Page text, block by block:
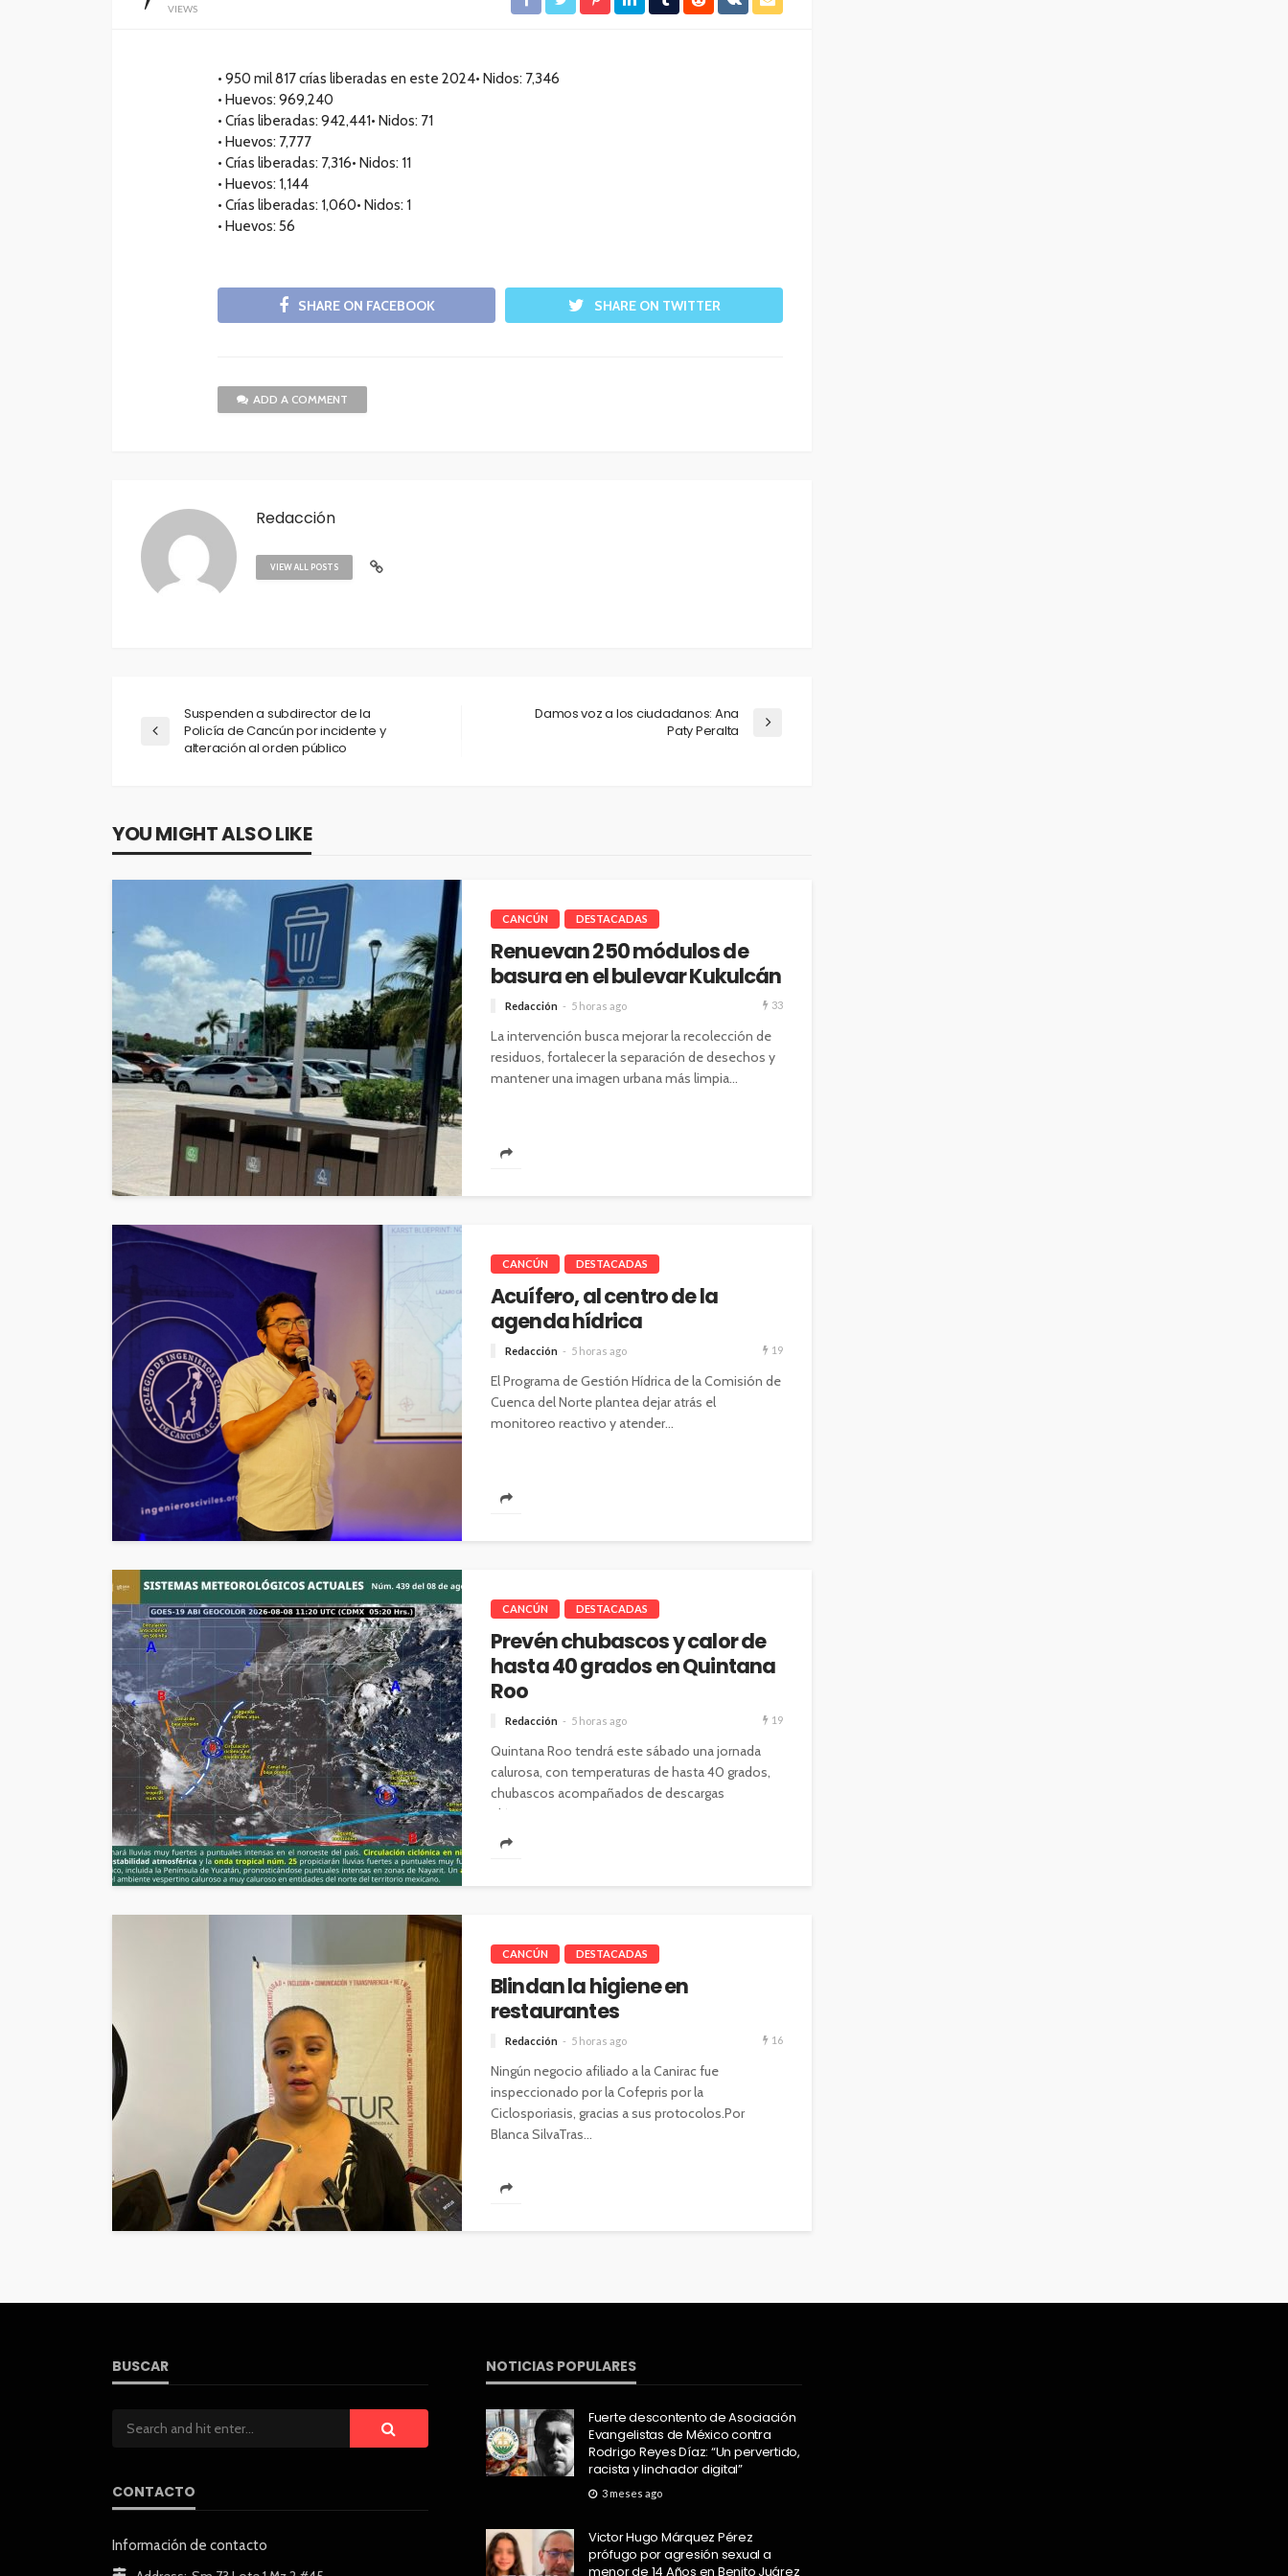
VIEWS
• 950 mil 817 crías liberadas en este 2024• Nidos: 7,346
• Huevos: 969,240
• Crías liberadas: 942,441• Nidos: 71
• Huevos: 7,777
• Crías liberadas: 7,316• Nidos: 11
• Huevos: 1,144
• Crías liberadas: 1,060• Nidos: 1
• Huevos: 56
SHARE ON FACEBOOK SHARE ON TWITTER
ADD A COMMENT
Redacción
VIEW ALL POSTS
Suspenden a subdirector de la
Policía de Cancún por incidente y
alteración al orden público
Damos voz a los ciudadanos: Ana
Paty Peralta
YOU MIGHT ALSO LIKE
CANCÚN DESTACADAS
Renuevan 250 módulos de
basura en el bulevar Kukulcán
Redacción 5 horas ago 33
La intervención busca mejorar la recolección de
residuos, fortalecer la separación de desechos y
mantener una imagen urbana más limpia...
CANCÚN DESTACADAS
Acuífero, al centro de la
agenda hídrica
Redacción 5 horas ago 19
El Programa de Gestión Hídrica de la Comisión de
Cuenca del Norte plantea dejar atrás el
monitoreo reactivo y atender...
CANCÚN DESTACADAS
Prevén chubascos y calor de
hasta 40 grados en Quintana
Roo
Redacción 5 horas ago 19
Quintana Roo tendrá este sábado una jornada
calurosa, con temperaturas de hasta 40 grados,
chubascos acompañados de descargas
eléctricas y...
CANCÚN DESTACADAS
Blindan la higiene en
restaurantes
Redacción 5 horas ago 16
Ningún negocio afiliado a la Canirac fue
inspeccionado por la Cofepris por la
Ciclosporiasis, gracias a sus protocolos.Por
Blanca SilvaTras...
BUSCAR
CONTACTO
Información de contacto
NOTICIAS POPULARES
Fuerte descontento de Asociación
Evangelistas de México contra
Rodrigo Reyes Díaz: “Un pervertido,
racista y linchador digital”
3 meses ago
Victor Hugo Márquez Pérez
prófugo por agresión sexual a
menor de 14 Años en Benito Juárez